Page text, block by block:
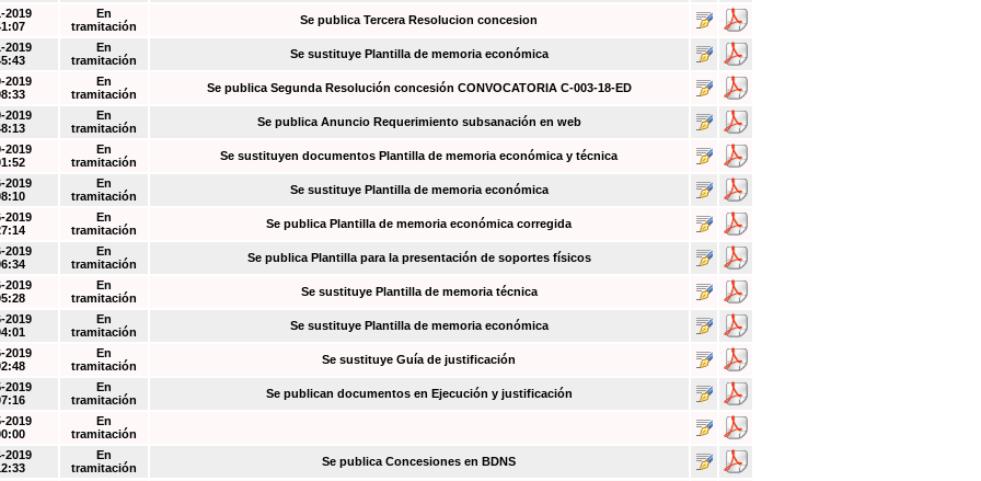
2019
En
tramitación
Se publica Tercera Resolucion concesion
2019
En
tramitación
Se sustituye Plantilla de memoria económica
2019
En
tramitación
Se publica Segunda Resolución concesión CONVOCATORIA C-003-18-ED
2019
En
tramitación
Se publica Anuncio Requerimiento subsanación en web
2019
En
tramitación
Se sustituyen documentos Plantilla de memoria económica y técnica
2019
En
tramitación
Se sustituye Plantilla de memoria económica
2019
En
tramitación
Se publica Plantilla de memoria económica corregida
2019
En
tramitación
Se publica Plantilla para la presentación de soportes físicos
2019
En
tramitación
Se sustituye Plantilla de memoria técnica
2019
En
tramitación
Se sustituye Plantilla de memoria económica
2019
En
tramitación
Se sustituye Guía de justificación
2019
En
tramitación
Se publican documentos en Ejecución y justificación
2019
En
tramitación
2019
En
tramitación
Se publica Concesiones en BDNS